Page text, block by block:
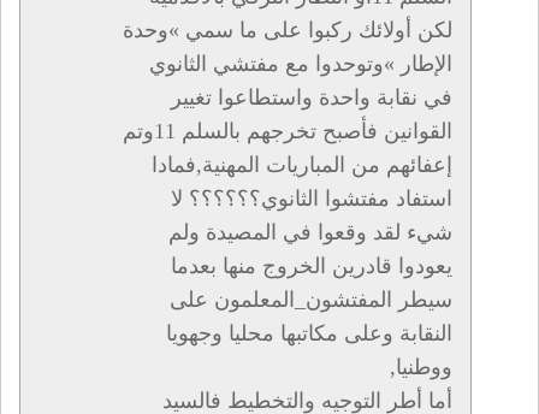
لكن أولائك ركبوا على ما سمي »وحدة
الإطار »وتوحدوا مع مفتشي الثانوي
في نقابة واحدة واستطاعوا تغيير
القوانين فأصبح تخرجهم بالسلم 11وتم
إعفائهم من المباريات المهنية,فمادا
استفاد مفتشوا الثانوي؟؟؟؟؟؟ لا
شيء لقد وقعوا في المصيدة ولم
يعودوا قادرين الخروج منها بعدما
سيطر المفتشون_المعلمون على
النقابة وعلى مكاتبها محليا وجهويا
ووطنيا,
أما أطر التوجيه والتخطيط فالسيد